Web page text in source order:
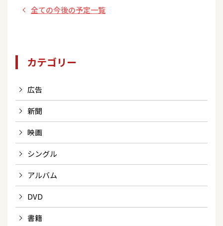
全ての今後の予定一覧
カテゴリー
広告
新聞
映画
シングル
アルバム
DVD
書籍